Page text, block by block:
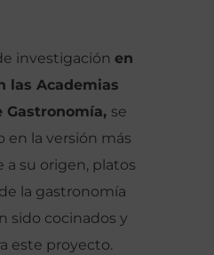
investigación en
las Academias
Gastronomía, se
en la versión más
su origen, platos
la gastronomía
sido cocinados y
este proyecto.